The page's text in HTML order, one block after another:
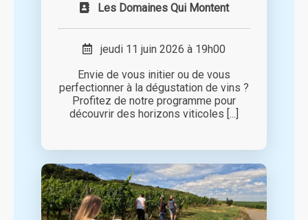
Les Domaines Qui Montent
jeudi 11 juin 2026 à 19h00
Envie de vous initier ou de vous
perfectionner à la dégustation de vins ?
Profitez de notre programme pour
découvrir des horizons viticoles [...]